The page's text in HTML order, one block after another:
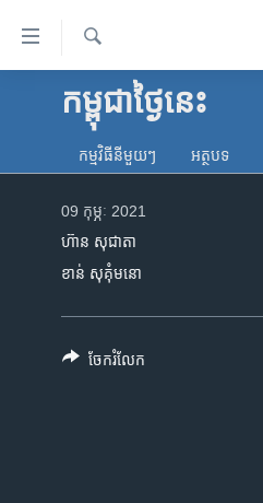
ទៅ​
គេហទំព័រ​
ទាក់ទង
និង​អាមេរិក
រក
កម្ពុជាថ្ងៃនេះ
កម្មវិធី​នីមួយៗ អត្ថបទ​
09 កុម្ភៈ 2021
ហ៊ាន សុជាតា
ខាន់ សុគុំមនោ
ចែករំលែក